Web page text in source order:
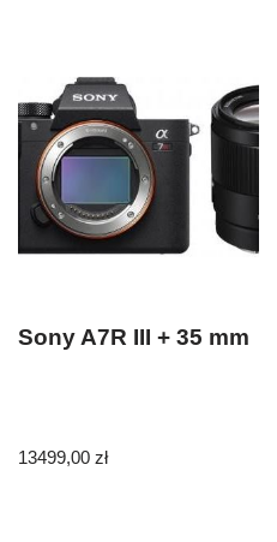
Sony A7R III + 35 mm
13499,00 zł